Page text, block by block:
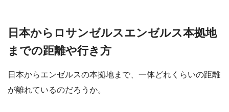
日本からロサンゼルスエンゼルス本拠地
までの距離や行き方
日本からエンゼルスの本拠地まで、一体どれくらいの距離
が離れているのだろうか。